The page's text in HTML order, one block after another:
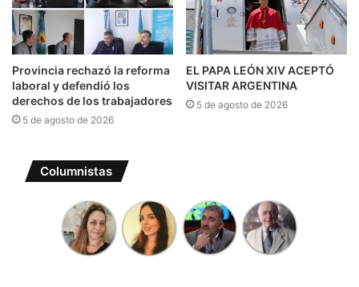
Provincia rechazó la reforma
laboral y defendió los
derechos de los trabajadores
5 de agosto de 2026
EL PAPA LEÓN XIV ACEPTÓ
VISITAR ARGENTINA
5 de agosto de 2026
Columnistas